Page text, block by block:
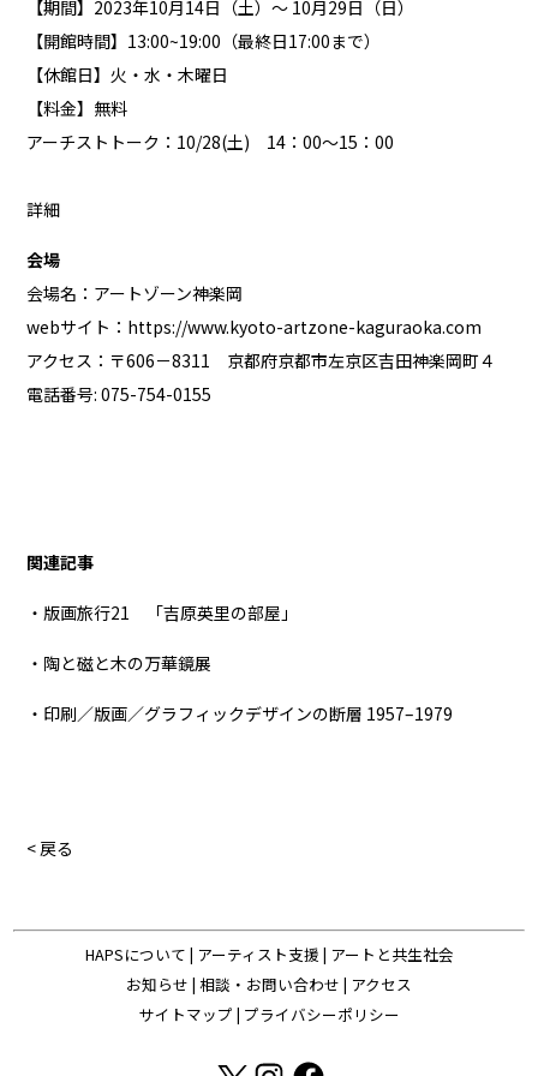
【期間】2023年10月14日（土）〜 10月29日（日）
【開館時間】13:00~19:00（最終日17:00まで）
【休館日】火・水・木曜日
【料金】無料
アーチストトーク：10/28(土) 14：00～15：00
詳細
会場
会場名：アートゾーン神楽岡
webサイト： https://www.kyoto-artzone-kaguraoka.com
アクセス：〒606－8311 京都府京都市左京区吉田神楽岡町４
電話番号: 075-754-0155
関連記事
・版画旅行21 「吉原英里の部屋」
・陶と磁と木の万華鏡展
・印刷／版画／グラフィックデザインの断層 1957–1979
< 戻る
HAPSについて | アーティスト支援 | アートと共生社会
お知らせ | 相談・お問い合わせ | アクセス
サイトマップ | プライバシーポリシー